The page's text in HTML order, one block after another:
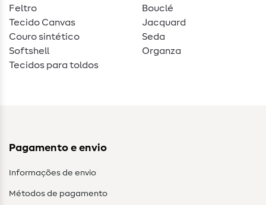
Feltro
Tecido Canvas
Couro sintético
Softshell
Tecidos para toldos
Bouclé
Jacquard
Seda
Organza
Pagamento e envio
Informações de envio
Métodos de pagamento